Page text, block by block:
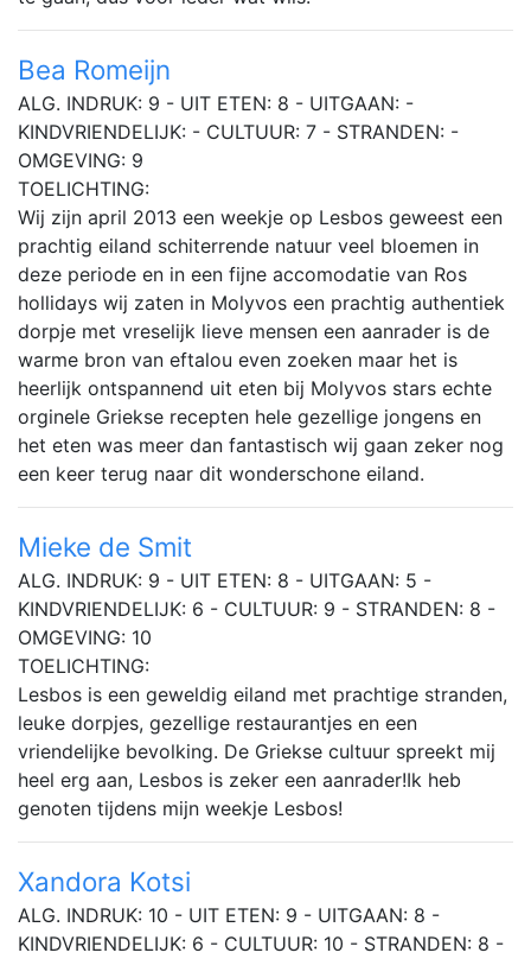
Bea Romeijn
ALG. INDRUK: 9 - UIT ETEN: 8 - UITGAAN: -
KINDVRIENDELIJK: - CULTUUR: 7 - STRANDEN: -
OMGEVING: 9
TOELICHTING:
Wij zijn april 2013 een weekje op Lesbos geweest een
prachtig eiland schiterrende natuur veel bloemen in
deze periode en in een fijne accomodatie van Ros
hollidays wij zaten in Molyvos een prachtig authentiek
dorpje met vreselijk lieve mensen een aanrader is de
warme bron van eftalou even zoeken maar het is
heerlijk ontspannend uit eten bij Molyvos stars echte
orginele Griekse recepten hele gezellige jongens en
het eten was meer dan fantastisch wij gaan zeker nog
een keer terug naar dit wonderschone eiland.
Mieke de Smit
ALG. INDRUK: 9 - UIT ETEN: 8 - UITGAAN: 5 -
KINDVRIENDELIJK: 6 - CULTUUR: 9 - STRANDEN: 8 -
OMGEVING: 10
TOELICHTING:
Lesbos is een geweldig eiland met prachtige stranden,
leuke dorpjes, gezellige restaurantjes en een
vriendelijke bevolking. De Griekse cultuur spreekt mij
heel erg aan, Lesbos is zeker een aanrader!Ik heb
genoten tijdens mijn weekje Lesbos!
Xandora Kotsi
ALG. INDRUK: 10 - UIT ETEN: 9 - UITGAAN: 8 -
KINDVRIENDELIJK: 6 - CULTUUR: 10 - STRANDEN: 8 -